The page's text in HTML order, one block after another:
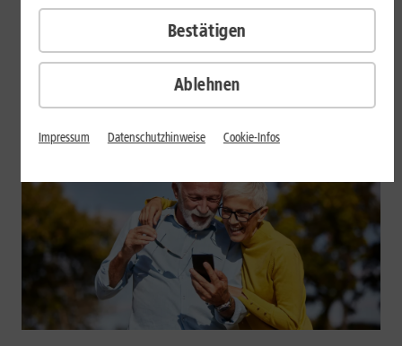
Smartphones mit langer Akkulaufzeit sind 2026 gefragter denn
je. Der Artikel zeigt Modelle, die besonders lange durchhalten,
erklärt die wichtigsten Einflussfaktoren und vergleicht Geräte mit
großem Akku und hoher Energieeffizienz.
Mehr erfahren
Ablehnen
Bestätigen
Impressum Datenschutzhinweise Cookie-Infos